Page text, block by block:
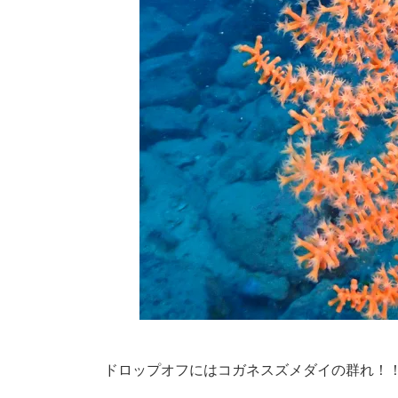
ドロップオフにはコガネスズメダイの群れ！